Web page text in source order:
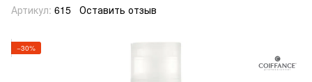
Артикул: 615 Оставить отзыв
−30%